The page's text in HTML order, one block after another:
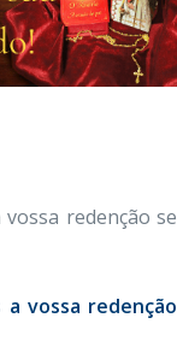
redenção se
vossa redenção